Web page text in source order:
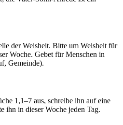
der Weisheit. Bitte um Weisheit für
Woche. Gebet für Menschen in
Gemeinde).
1,1–7 aus, schreibe ihn auf eine
ihn in dieser Woche jeden Tag.